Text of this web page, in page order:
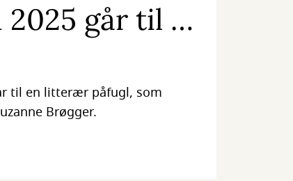
2025 går til …
til en litterær påfugl, som
Brøgger.